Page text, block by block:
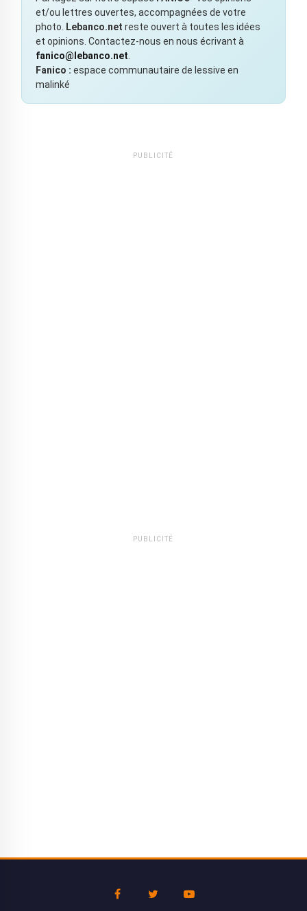
et/ou lettres ouvertes, accompagnées de votre
photo.
Lebanco.net reste ouvert à toutes les idées
et opinions. Contactez-nous en nous écrivant à
fanico@lebanco.net
Fanico : espace communautaire de lessive en
malinké
PUBLICITÉ
PUBLICITÉ